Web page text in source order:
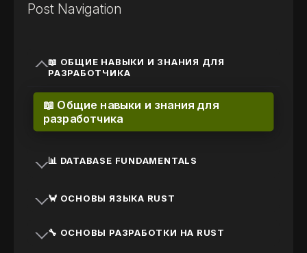
Post Navigation
📖 ОБЩИЕ НАВЫКИ И ЗНАНИЯ ДЛЯ
РАЗРАБОТЧИКА
📖 Общие навыки и знания для
разработчика
📊 DATABASE FUNDAMENTALS
🦀 ОСНОВЫ ЯЗЫКА RUST
🔧 ОСНОВЫ РАЗРАБОТКИ НА RUST